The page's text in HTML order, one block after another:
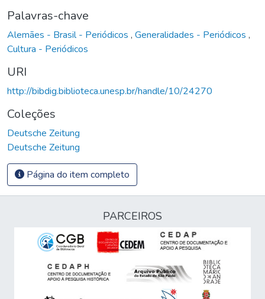
Palavras-chave
Alemães - Brasil - Periódicos , Generalidades - Periódicos ,
Cultura - Periódicos
URI
http://bibdig.biblioteca.unesp.br/handle/10/24270
Coleções
Deutsche Zeitung
Deutsche Zeitung
Página do item completo
PARCEIROS